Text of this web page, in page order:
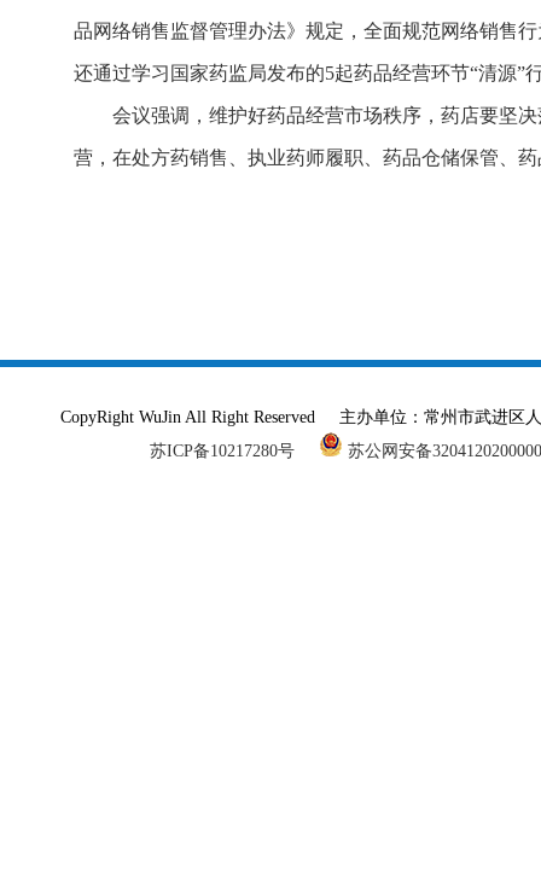
品网络销售监督管理办法》规定，全面规范网络销售
还通过学习国家药监局发布的5起药品经营环节“清源
会议强调，维护好药品经营市场秩序，药店要坚
营，在处方药销售、执业药师履职、药品仓储保管、
CopyRight WuJin All Right Reserved 主办单位：常州市武进
苏ICP备10217280号
苏公网安备